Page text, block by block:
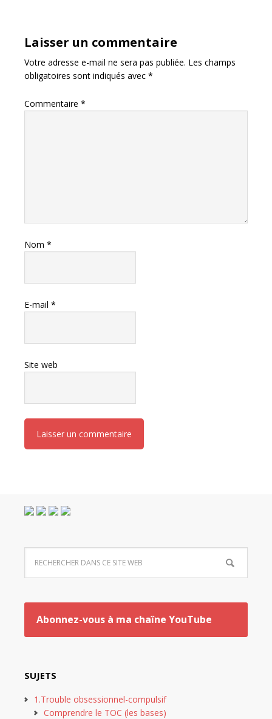
Laisser un commentaire
Votre adresse e-mail ne sera pas publiée. Les champs
obligatoires sont indiqués avec *
Commentaire *
Nom *
E-mail *
Site web
Abonnez-vous à ma chaîne YouTube
SUJETS
1.Trouble obsessionnel-compulsif
Comprendre le TOC (les bases)